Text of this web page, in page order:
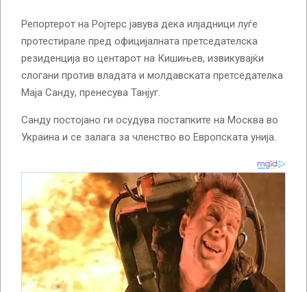
Репортерот на Ројтерс јавува дека илјадници луѓе
протестирале пред официјалната претседателска
резиденција во центарот на Кишињев, извикувајќи
слогани против владата и молдавската претседателка
Маја Санду, пренесува Танјуг.
Санду постојано ги осудува постапките на Москва во
Украина и се залага за членство во Европската унија.